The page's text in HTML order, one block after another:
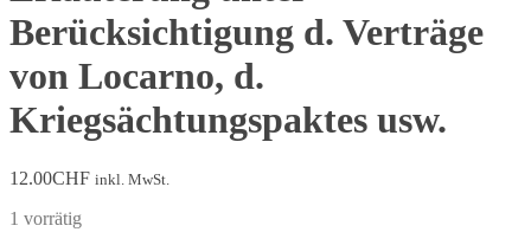
Berücksichtigung d. Verträge
von Locarno, d.
Kriegsächtungspaktes usw.
12.00CHF inkl. MwSt.
1 vorrätig